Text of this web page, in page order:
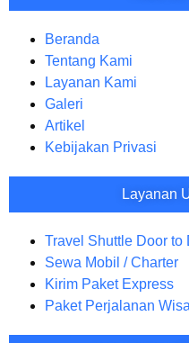
Beranda
Tentang Kami
Layanan Kami
Galeri
Artikel
Kebijakan Privasi
Layanan
Travel Shuttle Door to
Sewa Mobil / Charter
Kirim Paket Express
Paket Perjalanan